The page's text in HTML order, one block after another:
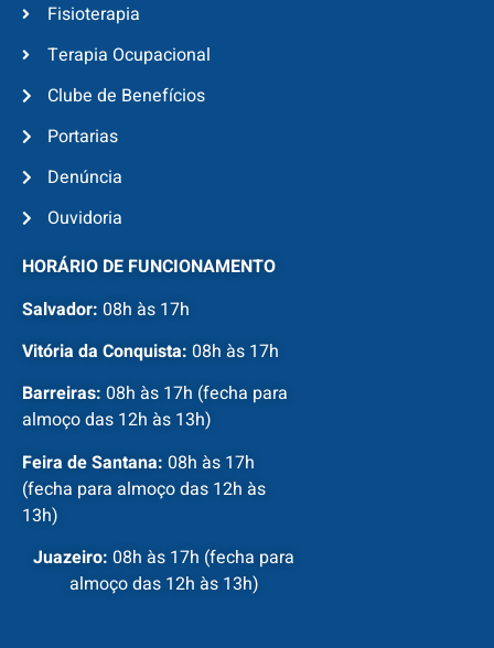
Fisioterapia
Terapia Ocupacional
Clube de Benefícios
Portarias
Denúncia
Ouvidoria
HORÁRIO DE FUNCIONAMENTO
Salvador: 08h às 17h
Vitória da Conquista: 08h às 17h
Barreiras: 08h às 17h (fecha para
almoço das 12h às 13h)
Feira de Santana: 08h às 17h
(fecha para almoço das 12h às
13h)
Juazeiro: 08h às 17h (fecha para
almoço das 12h às 13h)